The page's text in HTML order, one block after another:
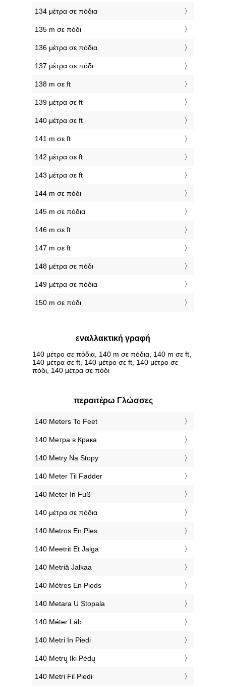
134 μέτρα σε πόδια
135 m σε πόδι
136 μέτρα σε πόδια
137 μέτρα σε πόδι
138 m σε ft
139 μέτρα σε ft
140 μέτρα σε ft
141 m σε ft
142 μέτρα σε ft
143 μέτρα σε ft
144 m σε πόδι
145 m σε πόδια
146 m σε ft
147 m σε ft
148 μέτρα σε πόδι
149 μέτρα σε πόδια
150 m σε πόδι
εναλλακτική γραφή
140 μέτρο σε πόδια, 140 m σε πόδια, 140 m σε ft,
140 μέτρα σε ft, 140 μέτρο σε ft, 140 μέτρο σε
πόδι, 140 μέτρα σε πόδι
περαιτέρω Γλώσσες
‎140 Meters To Feet
‎140 Метра в Крака
‎140 Metry Na Stopy
‎140 Meter Til Fødder
‎140 Meter In Fuß
‎140 μέτρα σε πόδια
‎140 Metros En Pies
‎140 Meetrit Et Jalga
‎140 Metriä Jalkaa
‎140 Mètres En Pieds
‎140 Metara U Stopala
‎140 Méter Láb
‎140 Metri In Piedi
‎140 Metrų Iki Pėdų
‎140 Metri Fil Piedi